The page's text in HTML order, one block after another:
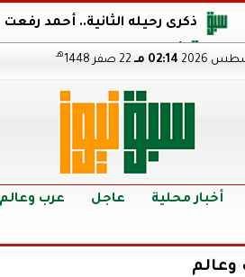
ذكرى رحيله الثانية.. أحمد
أجويرو يحذر الأرجنتين من
نتيجة الدبلومات الفنية 2026 برقم الجلوس.. اعرف خطوات الاستعلام فور اعتمادها
02:14 مـ هـ
أخبار محلية عاجل عرب وعالم
وعالم